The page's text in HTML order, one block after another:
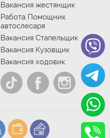
Вакансия жестянщик
Работа Помощник
автослесаря
Вакансия Стапельщик
Вакансия Кузовщик
Вакансия ходовик